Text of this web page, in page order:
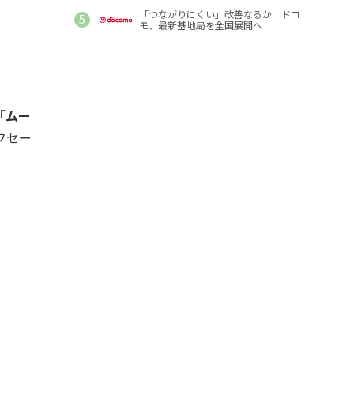
ムー
セー
「つながりにくい」改善なるか ドコ
モ、最新基地局を全国展開へ